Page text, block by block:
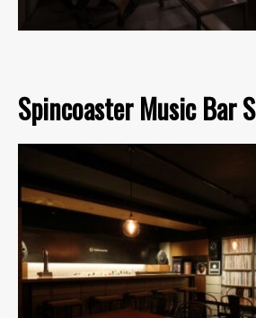
Spincoaster Music Bar